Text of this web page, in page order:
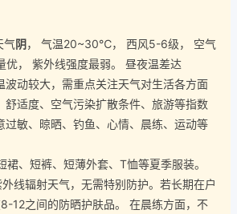
气阴， 气温20~30℃， 西风5-6级， 空气
优， 紫外线强度最弱。 昼夜温差达
动较大，需重点关注天气对生活各方面
舒适度、空气污染扩散条件、旅游等指数
过敏、晾晒、钓鱼、心情、晨练、运动等
、短裤、短薄外套、T恤等夏季服装。
线辐射天气，无需特别防护。若长期在户
12之间的防晒护肤品。 在晨练方面，不